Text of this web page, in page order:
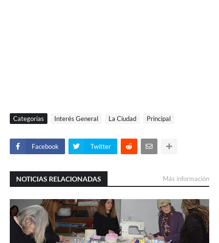
Categorías Interés General La Ciudad Principal
Facebook Twitter
NOTICIAS RELACIONADAS Más información